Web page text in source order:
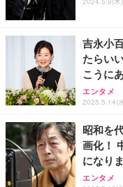
吉永小
たらい
こうに
エンタメ
2025.5.14(
昭和を
画化！
になり
エンタメ